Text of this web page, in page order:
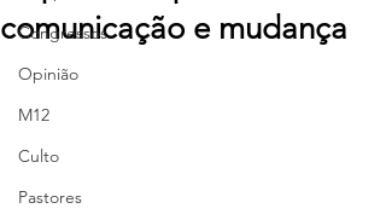
Congressos
Opinião
M12
Culto
Pastores
comunicação e mudança